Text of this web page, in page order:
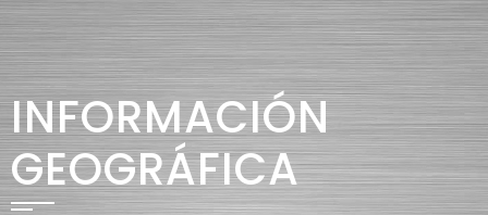
INFORMACIÓN
GEOGRÁFICA